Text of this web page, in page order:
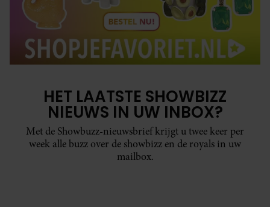
HET LAATSTE SHOWBIZZ
NIEUWS IN UW INBOX?
Met de Showbuzz-nieuwsbrief krijgt u twee keer per
week alle buzz over de showbizz en de royals in uw
mailbox.